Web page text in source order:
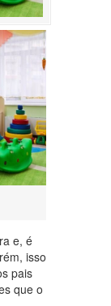
e, é
isso
pais
que o